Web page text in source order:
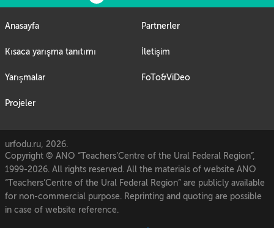
Anasayfa
Kısaca yarışma tanıtımı
Yarışmalar
Projeler
Partnerler
İletişim
FoTo&ViDeo
urfodu.ru, 2026.
Copyright © ANO “Teachers’Centre of the Ural Federal Region”,
1999-2026. All rights reserved. All the materials of website ANO
“Teachers’Centre of the Ural Federal Region” are publicly available
for non-commercial purpose. Reprinting and quoting are possible
in case of website reference.